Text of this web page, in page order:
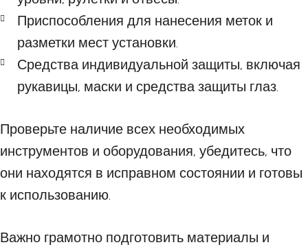
Приспособления для нанесения меток и
разметки мест установки.
Средства индивидуальной защиты, включая
рукавицы, маски и средства защиты глаз.
Проверьте наличие всех необходимых
инструментов и оборудования, убедитесь, что
они находятся в исправном состоянии и готовы
к использованию.
Важно грамотно подготовить материалы и